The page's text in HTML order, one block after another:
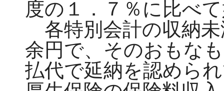
度の１．７％に比べ
各特別会計の収納未
余円で、そのおもな
払代で延納を認めら